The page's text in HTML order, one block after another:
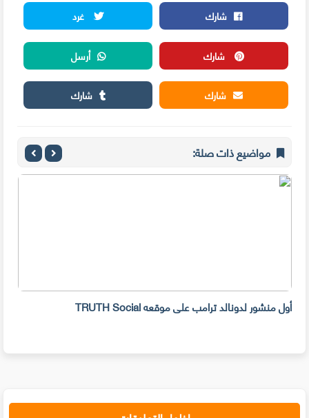
شارك
غرد
شارك
أرسل
شارك
شارك
مواضيع ذات صلة:
أول منشور لدونالد ترامب على موقعه TRUTH Social